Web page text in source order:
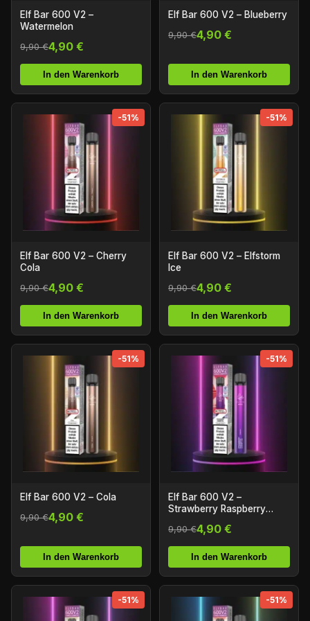
Elf Bar 600 V2 –
Watermelon
9,90 €4,90 €
In den Warenkorb
Elf Bar 600 V2 – Blueberry
9,90 €4,90 €
In den Warenkorb
-51%
Elf Bar 600 V2 – Cherry
Cola
9,90 €4,90 €
In den Warenkorb
-51%
Elf Bar 600 V2 – Elfstorm
Ice
9,90 €4,90 €
In den Warenkorb
-51%
Elf Bar 600 V2 – Cola
9,90 €4,90 €
In den Warenkorb
-51%
Elf Bar 600 V2 –
Strawberry Raspberry
9,90 €4,90 €
In den Warenkorb
-51% -51%